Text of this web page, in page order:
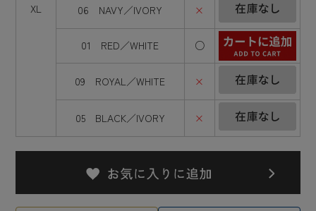
XL 06 NAVY／IVORY ×
01 RED／WHITE ○
09 ROYAL／WHITE ×
05 BLACK／IVORY ×